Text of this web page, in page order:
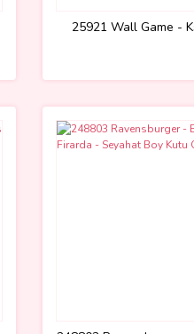
25921 Wall Game -